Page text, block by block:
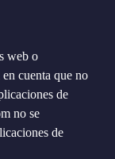
web o
cuenta que no
de
no se
de